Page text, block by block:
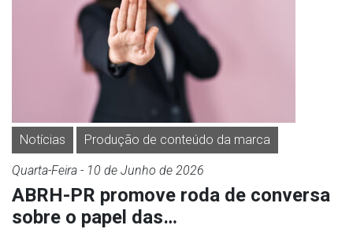
Notícias Produção de conteúdo da marca
Quarta-Feira - 10 de Junho de 2026
ABRH-PR promove roda de conversa
sobre o papel das…